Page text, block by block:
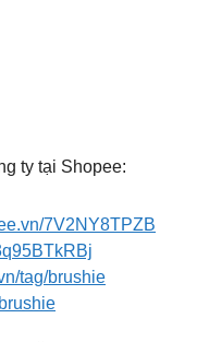
ty tại Shopee:
7V2NY8TPZB
tag/brushie